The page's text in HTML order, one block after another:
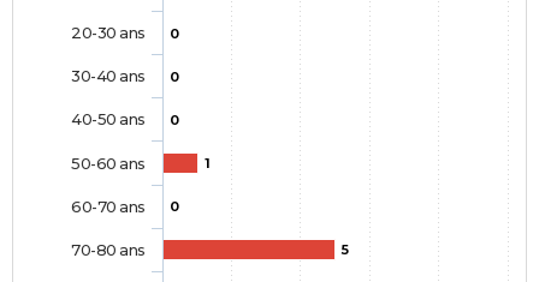
0
0
0
1
0
5
20-30 ans
30-40 ans
40-50 ans
50-60 ans
60-70 ans
70-80 ans